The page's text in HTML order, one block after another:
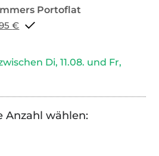
Portoflat schon ab 9,95 €
Di, 11.08. und Fr,
Anzahl wählen: